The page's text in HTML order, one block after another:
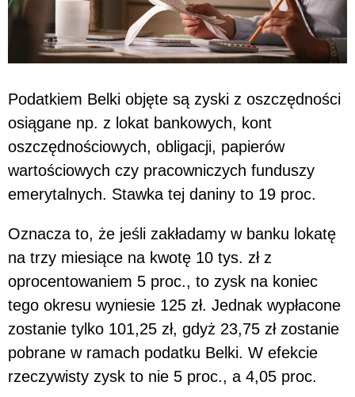
Podatkiem Belki objęte są zyski z oszczędności
osiągane np. z lokat bankowych, kont
oszczędnościowych, obligacji, papierów
wartościowych czy pracowniczych funduszy
emerytalnych. Stawka tej daniny to 19 proc.
Oznacza to, że jeśli zakładamy w banku lokatę
na trzy miesiące na kwotę 10 tys. zł z
oprocentowaniem 5 proc., to zysk na koniec
tego okresu wyniesie 125 zł. Jednak wypłacone
zostanie tylko 101,25 zł, gdyż 23,75 zł zostanie
pobrane w ramach podatku Belki. W efekcie
rzeczywisty zysk to nie 5 proc., a 4,05 proc.